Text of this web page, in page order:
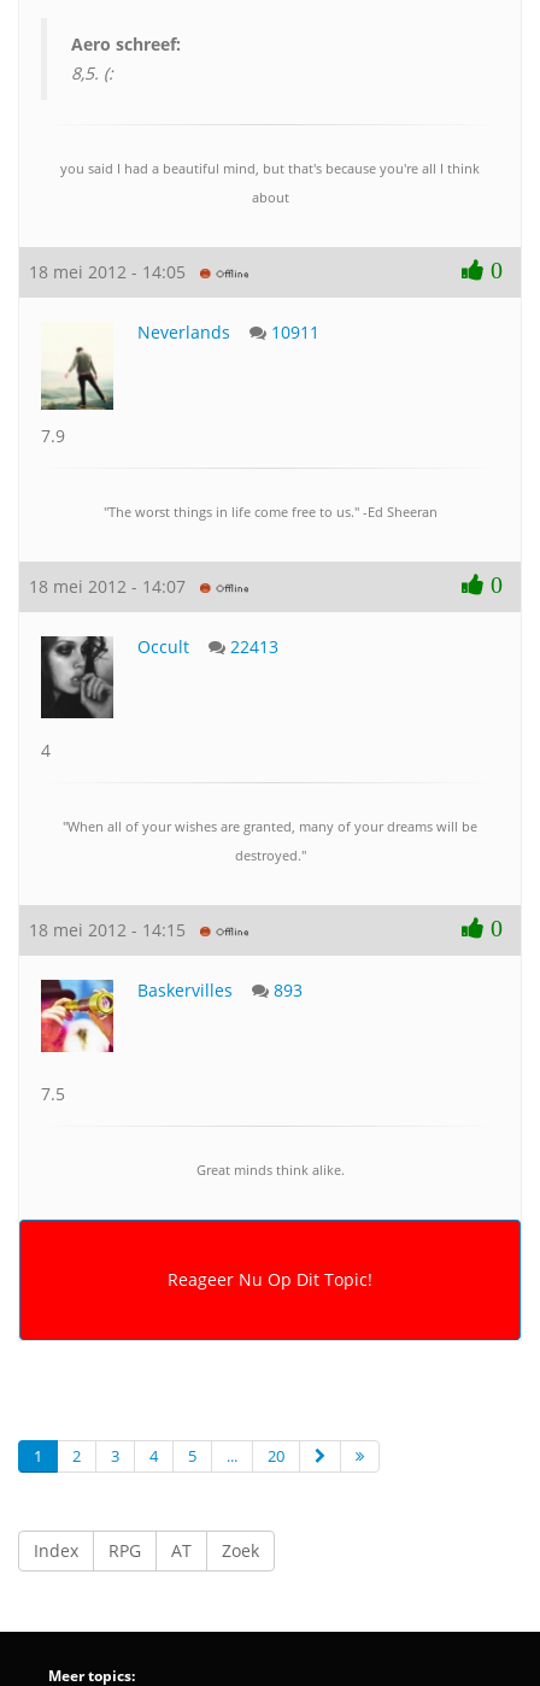
Aero schreef:
8,5. (:
you said I had a beautiful mind, but that's because you're all I think
about
18 mei 2012 - 14:05 0
Neverlands 10911
7.9
"The worst things in life come free to us." -Ed Sheeran
18 mei 2012 - 14:07 0
Occult 22413
4
"When all of your wishes are granted, many of your dreams will be
destroyed.''
18 mei 2012 - 14:15 0
Baskervilles 893
7.5
Great minds think alike.
1 2 3 4 5 ... 20
Index RPG AT Zoek
Meer topics: